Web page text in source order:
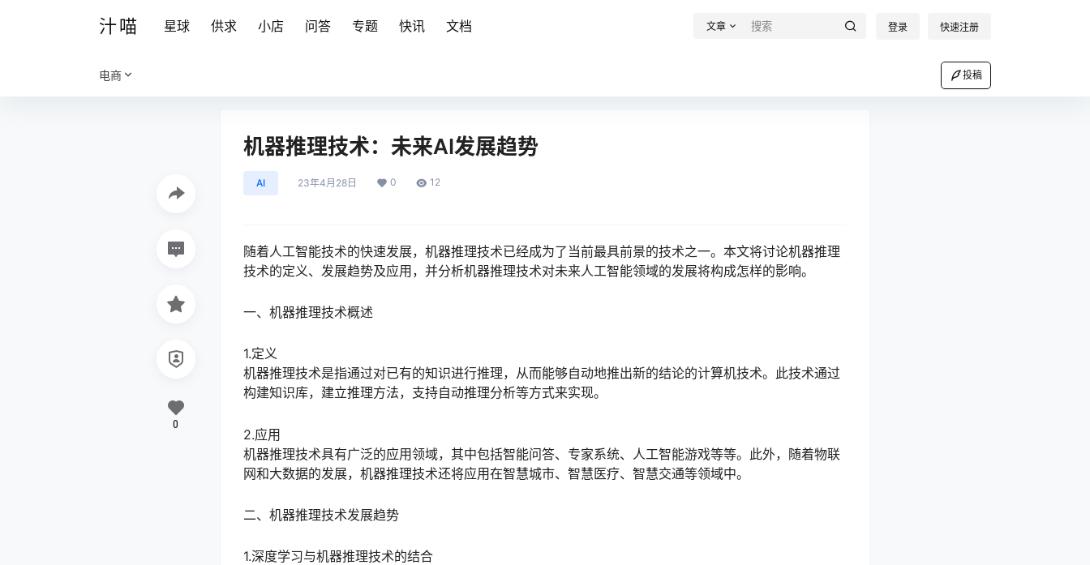
汁喵 星球 供求 小店 问答 专题 快讯 文档 文章 登录 快速注册
电商 投稿
机器推理技术：未来AI发展趋势
AI 23年4月28日 0 12
随着人工智能技术的快速发展，机器推理技术已经成为了当前最具前景的技术之一。本文将讨论机器推理
技术的定义、发展趋势及应用，并分析机器推理技术对未来人工智能领域的发展将构成怎样的影响。
一、机器推理技术概述
1.定义
机器推理技术是指通过对已有的知识进行推理，从而能够自动地推出新的结论的计算机技术。此技术通过
构建知识库，建立推理方法，支持自动推理分析等方式来实现。
2.应用
机器推理技术具有广泛的应用领域，其中包括智能问答、专家系统、人工智能游戏等等。此外，随着物联
网和大数据的发展，机器推理技术还将应用在智慧城市、智慧医疗、智慧交通等领域中。
二、机器推理技术发展趋势
1.深度学习与机器推理技术的结合
0